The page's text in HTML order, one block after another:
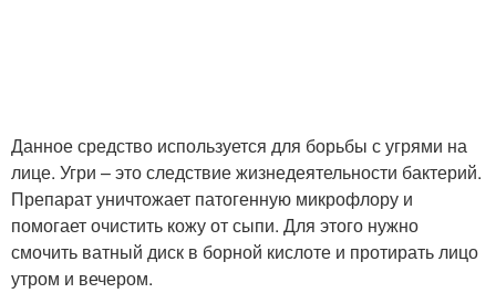
Данное средство используется для борьбы с угрями на
лице. Угри – это следствие жизнедеятельности бактерий.
Препарат уничтожает патогенную микрофлору и
помогает очистить кожу от сыпи. Для этого нужно
смочить ватный диск в борной кислоте и протирать лицо
утром и вечером.